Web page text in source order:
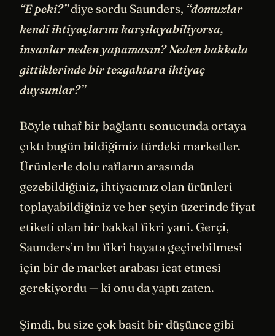
“E peki?”diye sordu Saunders, “domuzlar
kendi ihtiyaçlarını karşılayabiliyorsa,
insanlar neden yapamasın? Neden bakkala
gittiklerinde bir tezgahtara ihtiyaç
duysunlar?”
Böyle tuhaf bir bağlantı sonucunda ortaya
çıktı bugün bildiğimiz türdeki marketler.
Ürünlerle dolu rafların arasında
gezebildiğiniz, ihtiyacınız olan ürünleri
toplayabildiğiniz ve her şeyin üzerinde fiyat
etiketi olan bir bakkal fikri yani. Gerçi,
Saunders’ın bu fikri hayata geçirebilmesi
için bir de market arabası icat etmesi
gerekiyordu — ki onu da yaptı zaten.
Şimdi, bu size çok basit bir düşünce gibi